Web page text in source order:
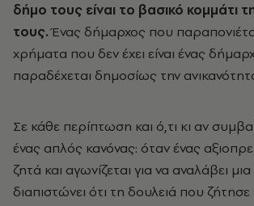
δήμο τους είναι το βασικό κομμάτι
τους.Ένας δήμαρχος που
χρήματα που δεν έχει είναι ένας
παραδέχεται δημοσίως την
Σε κάθε περίπτωση και ό,τι κι αν
ένας απλός κανόνας: όταν ένας
ζητά και αγωνίζεται για να αναλάβει
διαπιστώνει ότι τη δουλειά που ζήτησε